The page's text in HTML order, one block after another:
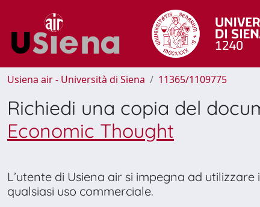
Usiena air - Università di Siena 11365/1109775
Richiedi una copia del
Economic Thought
L’utente di Usiena air si impegna ad
qualsiasi uso commerciale.